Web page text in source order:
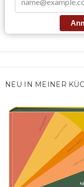
NEU IN MEINER